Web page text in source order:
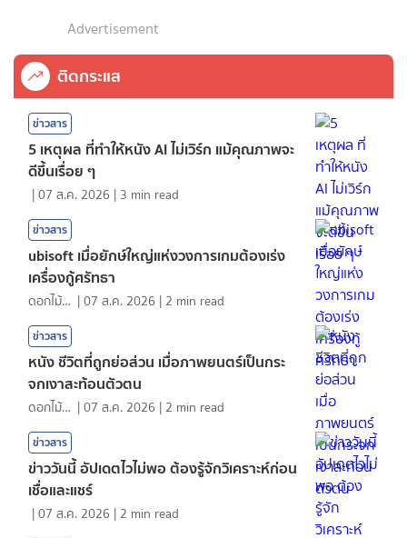
Advertisement
ติดกระแส
ข่าวสาร
5 เหตุผล ที่ทำให้หนัง AI ไม่เวิร์ก แม้คุณภาพจะ
ดีขึ้นเรื่อย ๆ
|07 ส.ค. 2026 | 3 min read
ข่าวสาร
ubisoft เมื่อยักษ์ใหญ่แห่งวงการเกมต้องเร่ง
เครื่องกู้ศรัทธา
ดอกไม้กับสายน้ำ |07 ส.ค. 2026 | 2 min read
ข่าวสาร
หนัง ชีวิตที่ถูกย่อส่วน เมื่อภาพยนตร์เป็นกระ
จกเงาสะท้อนตัวตน
ดอกไม้กับสายน้ำ |07 ส.ค. 2026 | 2 min read
ข่าวสาร
ข่าววันนี้ อัปเดตไวไม่พอ ต้องรู้จักวิเคราะห์ก่อน
เชื่อและแชร์
|07 ส.ค. 2026 | 2 min read